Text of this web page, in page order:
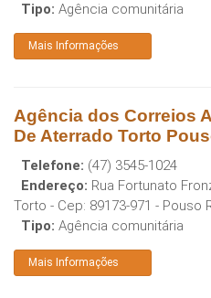
Tipo: Agência comunitária
Mais Informações
Agência dos Correios
De Aterrado Torto
Telefone: (47) 3545-1024
Endereço: Rua Fortunato
Torto - Cep: 89173-971 - Pouso
Tipo: Agência comunitária
Mais Informações